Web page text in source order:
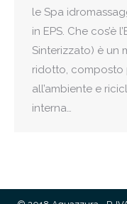
le Spa
in EPS. Che cos’è
Sinterizzato) è un
ridotto, composto
all’ambiente e
interna…